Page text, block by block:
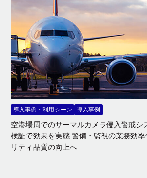
導入事例・利用シーン 導入事例
空港場周でのサーマルカメラ侵入警戒シ
検証で効果を実感 警備・監視の業務効率
リティ品質の向上へ